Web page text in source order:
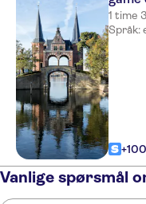
1 time
Språk:
Vanlige spørsmål